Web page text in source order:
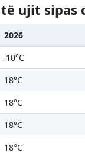
ujit
2026
-10°C
18°C
18°C
18°C
18°C